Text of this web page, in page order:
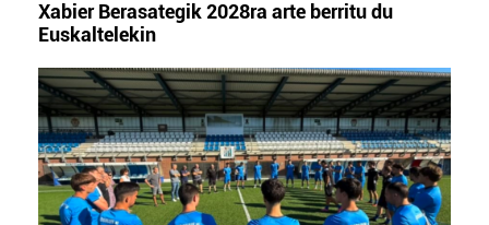
Xabier Berasategik 2028ra arte berritu du
Euskaltelekin